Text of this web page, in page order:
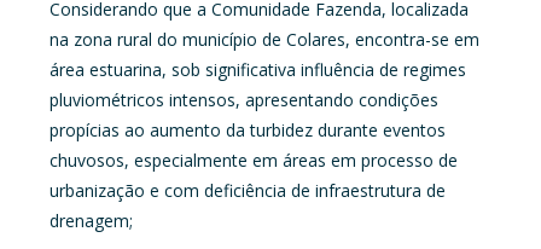
Considerando que a Comunidade Fazenda, localizada
na zona rural do município de Colares, encontra-se em
área estuarina, sob significativa influência de regimes
pluviométricos intensos, apresentando condições
propícias ao aumento da turbidez durante eventos
chuvosos, especialmente em áreas em processo de
urbanização e com deficiência de infraestrutura de
drenagem;